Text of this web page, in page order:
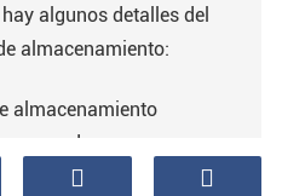
algunos detalles del
almacenamiento:
almacenamiento
de acero que es
tienen rejillas de